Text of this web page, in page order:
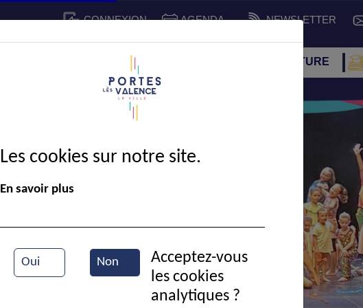
CONNEXION AGENDA NEWSLETTER
CADRE DE VIE SPORT ET CULTURE
Gala de danse de LAETI
Les cookies sur notre site.
En savoir plus
Oui Non
Acceptez-vous
les cookies
analytiques ?